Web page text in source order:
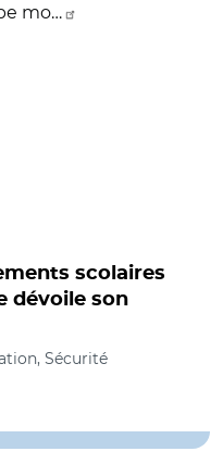
mo…
scolaires
dévoile son
Sécurité